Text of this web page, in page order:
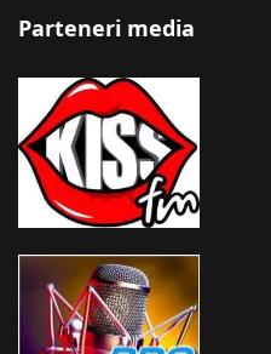
Parteneri media